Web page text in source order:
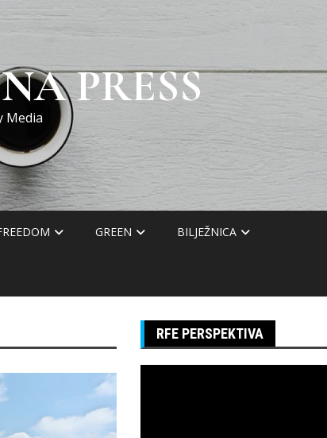
PRESS
Media
GREEN BILJEŽNICA
RFE PERSPEKTIVA